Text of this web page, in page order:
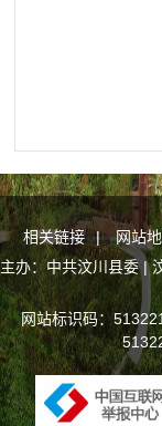
相关链接 | 网站
主办：中共汶川县委 |
网站标识码：